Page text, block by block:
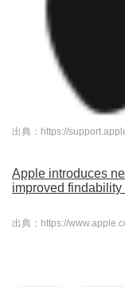
Apple introduces
improved findability